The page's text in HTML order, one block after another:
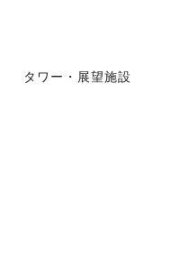
タワー・展望施設